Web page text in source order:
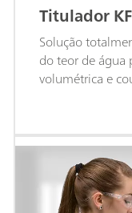
Titulador
Solução
do teor de água
volumétrica e